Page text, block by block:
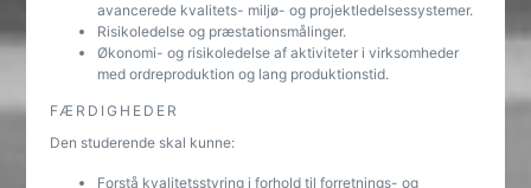
avancerede kvalitets- miljø- og projektledelsessystemer.
Risikoledelse og præstationsmålinger.
Økonomi- og risikoledelse af aktiviteter i virksomheder
med ordreproduktion og lang produktionstid.
FÆRDIGHEDER
Den studerende skal kunne:
Forstå kvalitetsstyring i forhold til forretnings- og